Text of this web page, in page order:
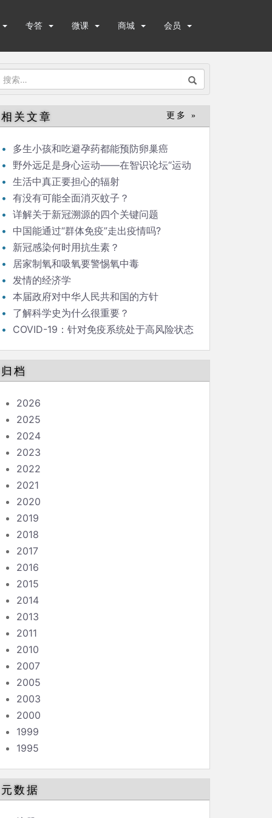
专答 微课 商城 会员
搜
：
相关文章 更多 »
多生小孩和吃避孕药都能预防卵巢癌
野外远足是身心运动——在智识论坛“运动
与健康”的发言
生活中真正要担心的辐射
有没有可能全面消灭蚊子？
详解关于新冠溯源的四个关键问题
中国能通过“群体免疫”走出疫情吗?
新冠感染何时用抗生素？
居家制氧和吸氧要警惕氧中毒
发情的经济学
本届政府对中华人民共和国的方针
了解科学史为什么很重要？
COVID-19：针对免疫系统处于高风险状态
归档
2026
2025
2024
2023
2022
2021
2020
2019
2018
2017
2016
2015
2014
2013
2011
2010
2007
2005
2003
2000
1999
1995
元数据